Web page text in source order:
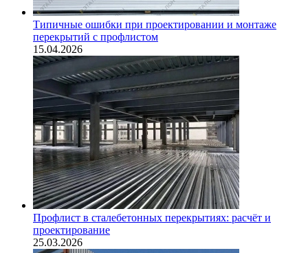
Типичные ошибки при проектировании и монтаже
перекрытий с профлистом
15.04.2026
Профлист в сталебетонных перекрытиях: расчёт и
проектирование
25.03.2026